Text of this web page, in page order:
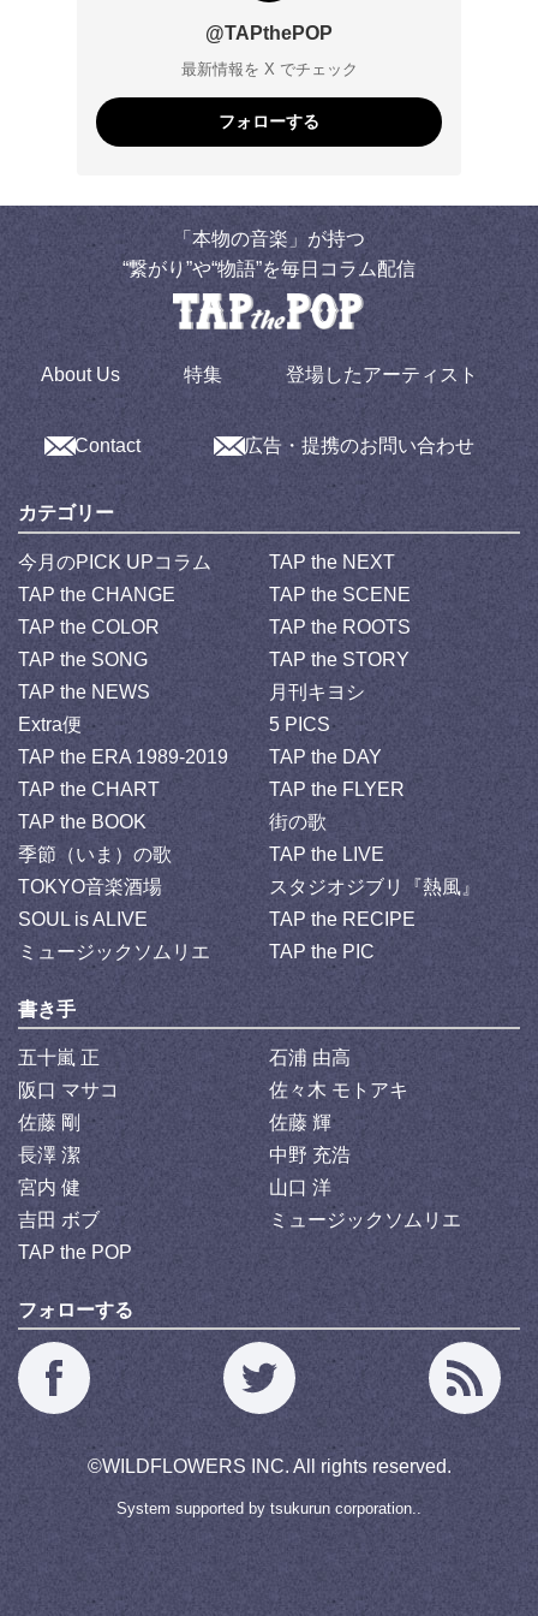
@TAPthePOP
最新情報を X でチェック
フォローする
「本物の音楽」が持つ
“繋がり”や“物語”を毎日コラム配信
About Us 特集 登場したアーティスト
Contact 広告・提携のお問い合わせ
カテゴリー
今月のPICK UPコラム
TAP the NEXT
TAP the CHANGE
TAP the SCENE
TAP the COLOR
TAP the ROOTS
TAP the SONG
TAP the STORY
TAP the NEWS
月刊キヨシ
Extra便
5 PICS
TAP the ERA 1989-2019
TAP the DAY
TAP the CHART
TAP the FLYER
TAP the BOOK
街の歌
季節（いま）の歌
TAP the LIVE
TOKYO音楽酒場
スタジオジブリ『熱風』
SOUL is ALIVE
TAP the RECIPE
ミュージックソムリエ
TAP the PIC
書き手
五十嵐 正
石浦 由高
阪口 マサコ
佐々木 モトアキ
佐藤 剛
佐藤 輝
長澤 潔
中野 充浩
宮内 健
山口 洋
吉田 ボブ
ミュージックソムリエ
TAP the POP
フォローする
©WILDFLOWERS INC. All rights reserved.
System supported by tsukurun corporation..